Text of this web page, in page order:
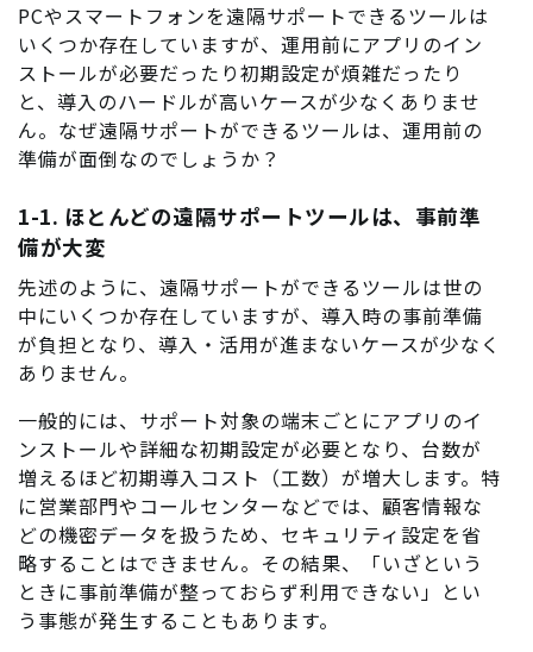
PCやスマートフォンを遠隔サポートできるツールは
いくつか存在していますが、運用前にアプリのイン
ストールが必要だったり初期設定が煩雑だったり
と、導入のハードルが高いケースが少なくありませ
ん。なぜ遠隔サポートができるツールは、運用前の
準備が面倒なのでしょうか？
1-1. ほとんどの遠隔サポートツールは、事前準
備が大変
先述のように、遠隔サポートができるツールは世の
中にいくつか存在していますが、導入時の事前準備
が負担となり、導入・活用が進まないケースが少なく
ありません。
一般的には、サポート対象の端末ごとにアプリのイ
ンストールや詳細な初期設定が必要となり、台数が
増えるほど初期導入コスト（工数）が増大します。特
に営業部門やコールセンターなどでは、顧客情報な
どの機密データを扱うため、セキュリティ設定を省
略することはできません。その結果、「いざという
ときに事前準備が整っておらず利用できない」とい
う事態が発生することもあります。